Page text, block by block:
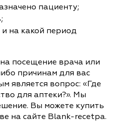
пациенту;
на какой период
посещение врача или
причинам для вас
является вопрос: «Где
для аптеки?». Мы
Вы можете купить
на сайте Blank-recetpa.